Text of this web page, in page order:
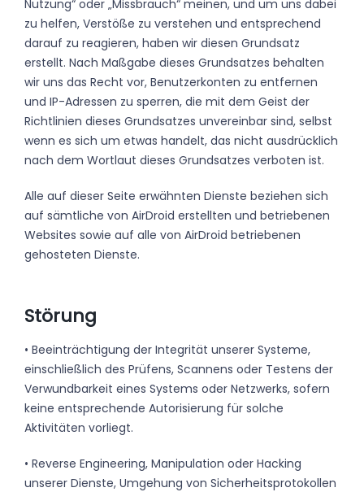
Nutzung“ oder „Missbrauch“ meinen, und um uns dabei
zu helfen, Verstöße zu verstehen und entsprechend
darauf zu reagieren, haben wir diesen Grundsatz
erstellt. Nach Maßgabe dieses Grundsatzes behalten
wir uns das Recht vor, Benutzerkonten zu entfernen
und IP-Adressen zu sperren, die mit dem Geist der
Richtlinien dieses Grundsatzes unvereinbar sind, selbst
wenn es sich um etwas handelt, das nicht ausdrücklich
nach dem Wortlaut dieses Grundsatzes verboten ist.
Alle auf dieser Seite erwähnten Dienste beziehen sich
auf sämtliche von AirDroid erstellten und betriebenen
Websites sowie auf alle von AirDroid betriebenen
gehosteten Dienste.
Störung
• Beeinträchtigung der Integrität unserer Systeme,
einschließlich des Prüfens, Scannens oder Testens der
Verwundbarkeit eines Systems oder Netzwerks, sofern
keine entsprechende Autorisierung für solche
Aktivitäten vorliegt.
• Reverse Engineering, Manipulation oder Hacking
unserer Dienste, Umgehung von Sicherheitsprotokollen